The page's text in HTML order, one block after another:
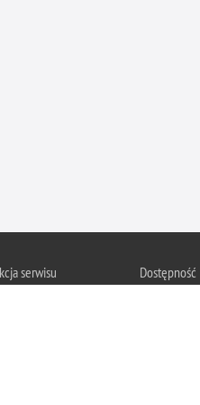
serwisu
Dostępność